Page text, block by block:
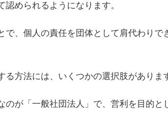
認められるようになります。
で、個人の責任を団体として肩代わり
る方法には、いくつかの選択肢がありま
のが「一般社団法人」で、営利を目的と